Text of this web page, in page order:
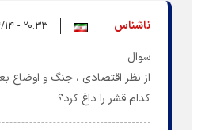
ناشناس ۲۰:۳۳ - ۱۴۰۵/۰۴/۱۴
سوال
از نظر اقتصادی ، جنگ و اوضاع
کدام قشر را داغ کرد؟